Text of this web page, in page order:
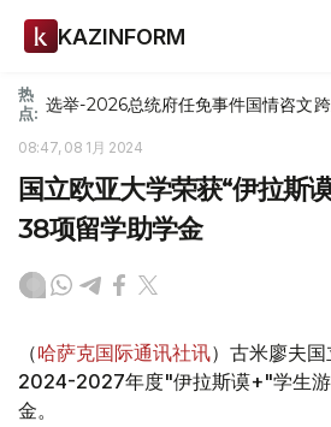
KAZINFORM
热
点: 选举-2026总统府任免事件国情咨文
08:47, 08 1月 2024
国立欧亚大学荣获“伊拉斯
38项留学助学金
（哈萨克国际通讯社讯）古米廖夫
2024-2027年度"伊拉斯谟+"学生
金。